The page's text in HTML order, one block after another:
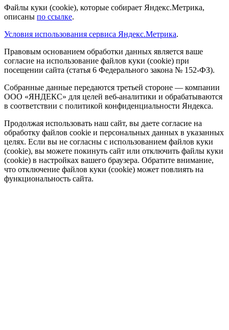
Файлы куки (cookie), которые собирает Яндекс.Метрика,
описаны по ссылке.
Условия использования сервиса Яндекс.Метрика.
Правовым основанием обработки данных является ваше
согласие на использование файлов куки (cookie) при
посещении сайта (статья 6 Федерального закона № 152-ФЗ).
Собранные данные передаются третьей стороне — компании
ООО «ЯНДЕКС» для целей веб-аналитики и обрабатываются
в соответствии с политикой конфиденциальности Яндекса.
Продолжая использовать наш сайт, вы даете согласие на
обработку файлов cookie и персональных данных в указанных
целях. Если вы не согласны с использованием файлов куки
(cookie), вы можете покинуть сайт или отключить файлы куки
(cookie) в настройках вашего браузера. Обратите внимание,
что отключение файлов куки (cookie) может повлиять на
функциональность сайта.